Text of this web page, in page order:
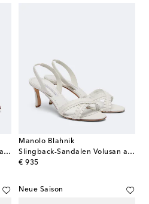
Slingback-Sandalen Volusan aus Leder
Manolo Blahnik
Slingback-Sandalen Volusan aus Leder
€ 935
original price
Neue Saison